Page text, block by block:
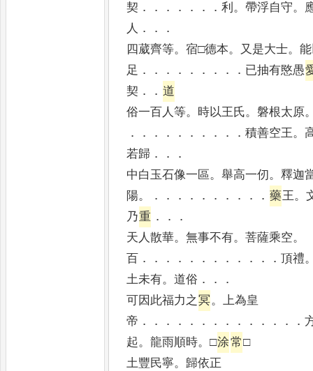
契 ．．．．．．．利 。 帶浮自守。
人 ．．．
四葳齊等。宿□德本。 又是大士。
足 ．．．．．．．．． 已抽有愍愚
契 ．． 道
俗一百人等。 時以王氏。磐根太原
．．．．．．．．．．積善空王。
若歸 ．．．
中白玉石像一區。舉高一仞。釋迦
陽。．．．．．．．．．． 藥王。
乃重 ．．．
天人散華。無事不有。菩薩乘空。
百 ．．．．．．．．．．．．頂禮
土未有。道俗 ．．．
可因此福力之冥。上為皇
帝 ．．．．．．．．．．．．．．
起。龍雨順時。□涂常□
土豐民寧。 歸依正